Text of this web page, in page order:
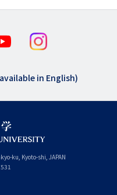
in English)
ku, Kyoto-shi, Kyoto
JAPAN